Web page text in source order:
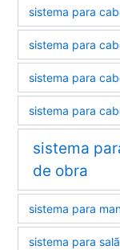
sistema para
sistema para
sistema para
sistema para
sistema
de obra
sistema para
sistema para